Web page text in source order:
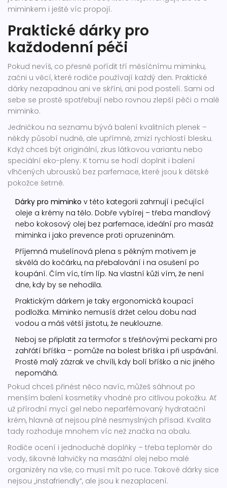
miminkem i ještě víc propojí.
Praktické dárky pro
každodenní péči
Pokud nevíš, co přesně pořídit tří měsíčnímu miminku,
začni u věcí, které rodiče používají každý den. Praktické
dárky nezapadnou ani ve skříni, ani pod postelí. Sami od
sebe se prostě spotřebují nebo rovnou zlepší péči o malé
miminko.
Jedničkou na seznamu bývá balení kvalitních plenek –
někdy působí nudně, ale upřímně, zmizí rychlostí blesku.
Když chceš být originální, zkus látkovou variantu nebo
speciální eko-pleny. K tomu se hodí doplnit i balení
vlhčených ubrousků bez parfemace, které jsou k dětské
pokožce šetrné.
Dárky pro miminko v této kategorii zahrnují i pečující
oleje a krémy na tělo. Dobře vybírej – třeba mandlový
nebo kokosový olej bez parfemace, ideální pro masáž
miminka i jako prevence proti opruzeninám.
Příjemná mušelínová plena s pěkným motivem je
skvělá do kočárku, na přebalování i na osušení po
koupání. Čím víc, tím líp. Na vlastní kůži vím, že není
dne, kdy by se nehodila.
Praktickým dárkem je taky ergonomická koupací
podložka. Miminko nemusíš držet celou dobu nad
vodou a máš větší jistotu, že neuklouzne.
Neboj se připlatit za termofor s třešňovými peckami pro
zahřátí bříška – pomůže na bolest bříška i při uspávání.
Prostě malý zázrak ve chvíli, kdy bolí bříško a nic jiného
nepomáhá.
Pokud chceš přinést něco navíc, můžeš sáhnout po
menším balení kosmetiky vhodné pro citlivou pokožku. Ať
už přírodní mycí gel nebo neparfémovaný hydratační
krém, hlavně ať nejsou plné nesmyslných přísad. Kvalita
tady rozhoduje mnohem víc než značka na obalu.
Rodiče ocení i jednoduché doplňky – třeba teploměr do
vody, šikovné lahvičky na masážní olej nebo malé
organizéry na vše, co musí mít po ruce. Takové dárky sice
nejsou „instafriendly“, ale jsou k nezaplacení.